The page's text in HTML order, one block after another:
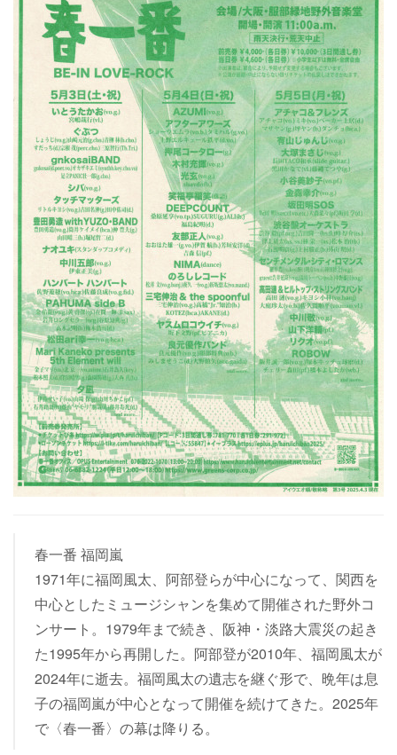
春一番 福岡嵐
1971年に福岡風太、阿部登らが中心になって、関西を
中心としたミュージシャンを集めて開催された野外コ
ンサート。1979年まで続き、阪神・淡路大震災の起き
た1995年から再開した。阿部登が2010年、福岡風太が
2024年に逝去。福岡風太の遺志を継ぐ形で、晩年は息
子の福岡嵐が中心となって開催を続けてきた。2025年
で〈春一番〉の幕は降りる。